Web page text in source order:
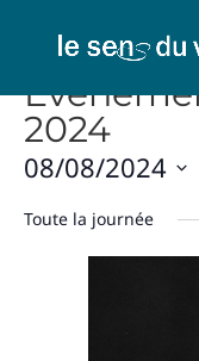
2024
08/08/2024
une
Toute la journée